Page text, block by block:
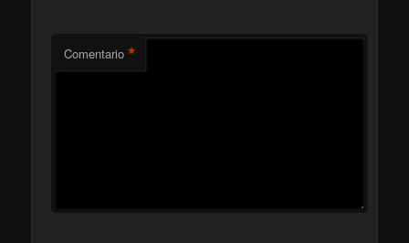
Comentario *